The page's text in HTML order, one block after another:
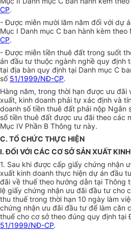
CP.
- Được miễn mười lăm năm đối với dự
Mục I Danh mục C ban hành kèm theo
CP.
- Được miễn tiền thuê đất trong suốt
án đầu tư thuộc ngành nghề quy định
tại địa bàn quy định tại Danh mục C
số 51/1999/NĐ-CP.
Hàng năm, trong thời hạn được ưu đãi
xuất, kinh doanh phải tự xác định và
doanh số tiền thuê đất phải nộp Ngân
số tiền thuê đất được ưu đãi theo các
Mục IV Phần B Thông tư này.
C. TỔ CHỨC THỰC HIỆN
I. ĐỐI VỚI CÁC CƠ SỞ SẢN XUẤT
1. Sau khi được cấp giấy chứng nhận
xuất kinh doanh thực hiện dự án đầu
đãi về thuế theo hướng dẫn tại Thông
lệ giấy chứng nhận ưu đãi đầu tư cho
thu thuế trong thời hạn 10 ngày làm
chứng nhận ưu đãi đầu tư để làm căn
thuế cho cơ sở theo đúng quy định tại
51/1999/NĐ-CP.